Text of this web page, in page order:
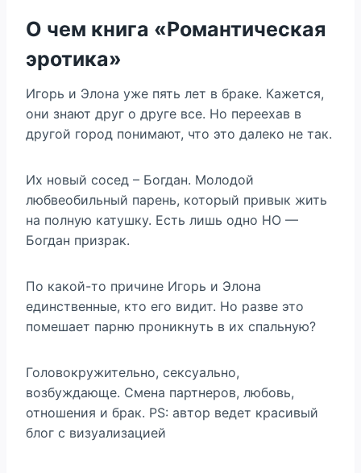
О чем книга «Романтическая
эротика»
Игорь и Элона уже пять лет в браке. Кажется,
они знают друг о друге все. Но переехав в
другой город понимают, что это далеко не так.
Их новый сосед – Богдан. Молодой
любвеобильный парень, который привык жить
на полную катушку. Есть лишь одно НО —
Богдан призрак.
По какой-то причине Игорь и Элона
единственные, кто его видит. Но разве это
помешает парню проникнуть в их спальную?
Головокружительно, сексуально,
возбуждающе. Смена партнеров, любовь,
отношения и брак. PS: автор ведет красивый
блог с визуализацией